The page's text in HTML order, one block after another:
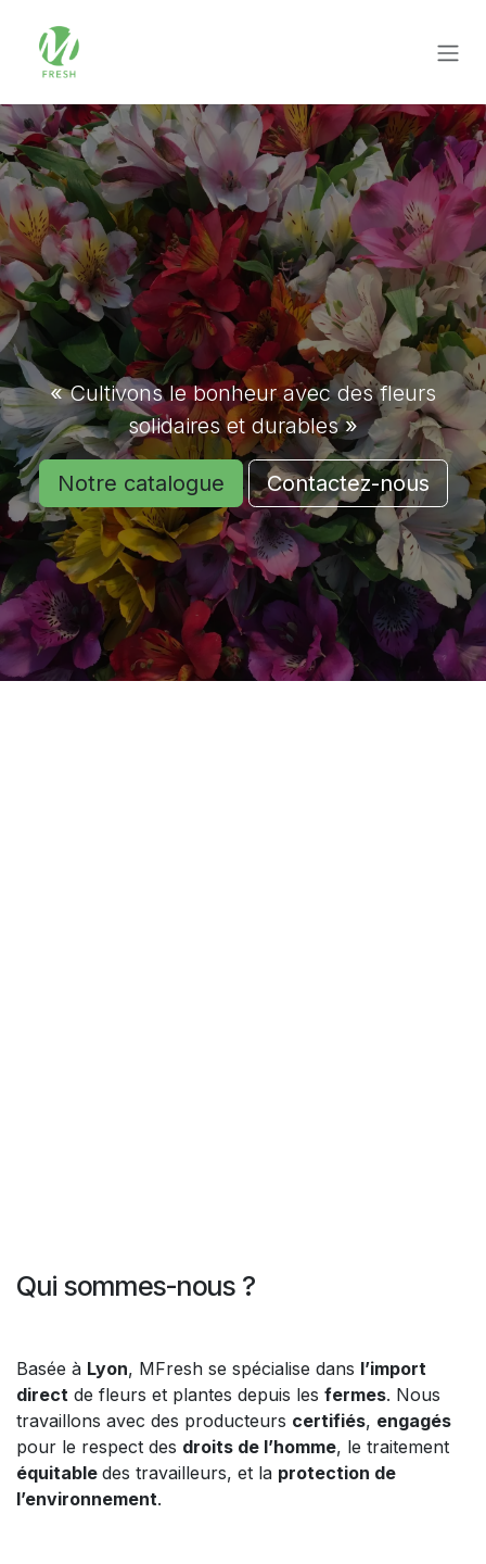
«Cultivons le bonheur avec des fleurs
solidaires et durables»
Notre catalogue Contactez-nous
Qui sommes-nous ?
Basée à Lyon, MFresh se spécialise dans l’import
direct de fleurs et plantes depuis les fermes. Nous
travaillons avec des producteurs certifiés, engagés
pour le respect des droits de l’homme, le traitement
équitable des travailleurs, et la protection de
l’environnement.